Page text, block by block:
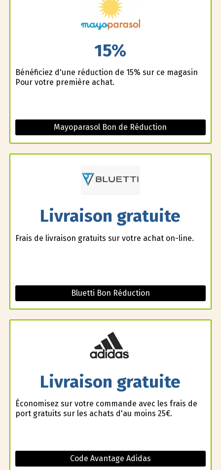
15%
Bénéficiez d'une réduction de 15% sur ce magasin
Pour votre première achat.
Mayoparasol Bon de Réduction
Livraison gratuite
Frais de livraison gratuits sur votre achat on-line.
Bluetti Bon Réduction
Livraison gratuite
Économisez sur votre commande avec les frais de
port gratuits sur les achats d'au moins 25€.
Code Avantage Adidas